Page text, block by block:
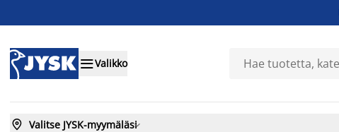
Valikko
 Valitse JYSK-myymäläsi